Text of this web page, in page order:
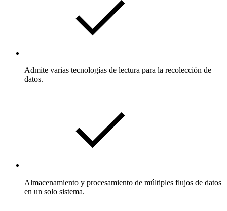
Admite varias tecnologías de lectura para la recolección de
datos.
Almacenamiento y procesamiento de múltiples flujos de datos
en un solo sistema.